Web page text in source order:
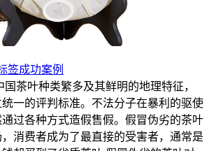
签成功案例
国茶叶种类繁多及其鲜明的地理特征，
一的评判标准。不法分子在暴利的驱使
过各种方式造假售假。假冒伪劣的茶叶
消费者成为了最直接的受害者，通常是